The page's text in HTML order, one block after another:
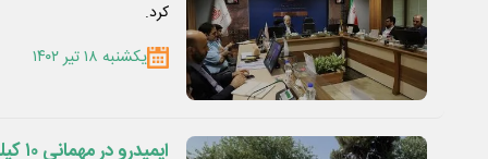
کرد.
یکشنبه ۱۸ تیر ۱۴۰۲
ایمیدرو در مهمانی ۱۰ کیلومتری غدیر حضور یافت